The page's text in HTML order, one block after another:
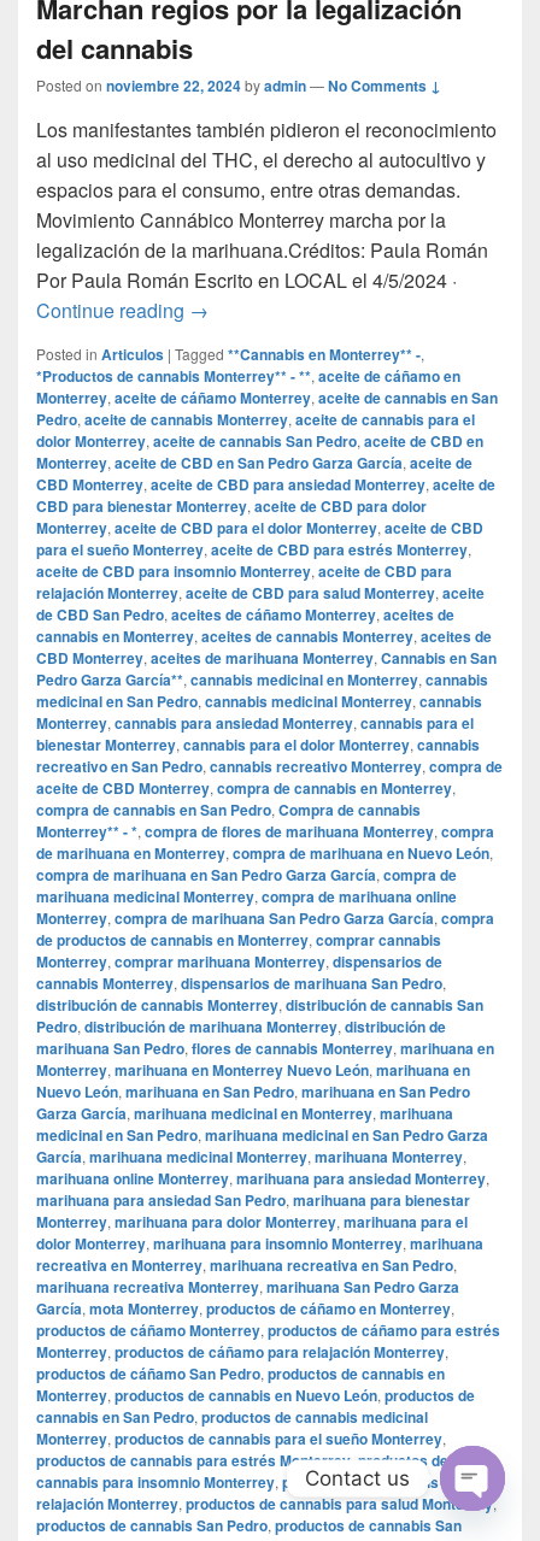
Marchan regios por la legalización
del cannabis
Posted on noviembre 22, 2024byadmin—No Comments ↓
Los manifestantes también pidieron el reconocimiento
al uso medicinal del THC, el derecho al autocultivo y
espacios para el consumo, entre otras demandas.
Movimiento Cannábico Monterrey marcha por la
legalización de la marihuana.Créditos: Paula Román
Por Paula Román Escrito en LOCAL el 4/5/2024 ·
Continue reading Marchan regios por la legalización del
→
Posted in Articulos | Tagged **Cannabis en Monterrey** -,
*Productos de cannabis Monterrey** - **, aceite de cáñamo en
Monterrey, aceite de cáñamo Monterrey, aceite de cannabis en San
Pedro, aceite de cannabis Monterrey, aceite de cannabis para el
dolor Monterrey, aceite de cannabis San Pedro, aceite de CBD en
Monterrey, aceite de CBD en San Pedro Garza García, aceite de
CBD Monterrey, aceite de CBD para ansiedad Monterrey, aceite de
CBD para bienestar Monterrey, aceite de CBD para dolor
Monterrey, aceite de CBD para el dolor Monterrey, aceite de CBD
para el sueño Monterrey, aceite de CBD para estrés Monterrey,
aceite de CBD para insomnio Monterrey, aceite de CBD para
relajación Monterrey, aceite de CBD para salud Monterrey, aceite
de CBD San Pedro, aceites de cáñamo Monterrey, aceites de
cannabis en Monterrey, aceites de cannabis Monterrey, aceites de
CBD Monterrey, aceites de marihuana Monterrey, Cannabis en San
Pedro Garza García**, cannabis medicinal en Monterrey, cannabis
medicinal en San Pedro, cannabis medicinal Monterrey, cannabis
Monterrey, cannabis para ansiedad Monterrey, cannabis para el
bienestar Monterrey, cannabis para el dolor Monterrey, cannabis
recreativo en San Pedro, cannabis recreativo Monterrey, compra de
aceite de CBD Monterrey, compra de cannabis en Monterrey,
compra de cannabis en San Pedro, Compra de cannabis
Monterrey** - *, compra de flores de marihuana Monterrey, compra
de marihuana en Monterrey, compra de marihuana en Nuevo León,
compra de marihuana en San Pedro Garza García, compra de
marihuana medicinal Monterrey, compra de marihuana online
Monterrey, compra de marihuana San Pedro Garza García, compra
de productos de cannabis en Monterrey, comprar cannabis
Monterrey, comprar marihuana Monterrey, dispensarios de
cannabis Monterrey, dispensarios de marihuana San Pedro,
distribución de cannabis Monterrey, distribución de cannabis San
Pedro, distribución de marihuana Monterrey, distribución de
marihuana San Pedro, flores de cannabis Monterrey, marihuana en
Monterrey, marihuana en Monterrey Nuevo León, marihuana en
Nuevo León, marihuana en San Pedro, marihuana en San Pedro
Garza García, marihuana medicinal en Monterrey, marihuana
medicinal en San Pedro, marihuana medicinal en San Pedro Garza
García, marihuana medicinal Monterrey, marihuana Monterrey,
marihuana online Monterrey, marihuana para ansiedad Monterrey,
marihuana para ansiedad San Pedro, marihuana para bienestar
Monterrey, marihuana para dolor Monterrey, marihuana para el
dolor Monterrey, marihuana para insomnio Monterrey, marihuana
recreativa en Monterrey, marihuana recreativa en San Pedro,
marihuana recreativa Monterrey, marihuana San Pedro Garza
García, mota Monterrey, productos de cáñamo en Monterrey,
productos de cáñamo Monterrey, productos de cáñamo para estrés
Monterrey, productos de cáñamo para relajación Monterrey,
productos de cáñamo San Pedro, productos de cannabis en
Monterrey, productos de cannabis en Nuevo León, productos de
cannabis en San Pedro, productos de cannabis medicinal
Monterrey, productos de cannabis para el sueño Monterrey,
productos de cannabis para estrés Monterrey productos de
cannabis para insomnio Monterrey, productos de cannabis para
relajación Monterrey, productos de cannabis para salud Monterrey,
productos de cannabis San Pedro, productos de cannabis San
Contact us